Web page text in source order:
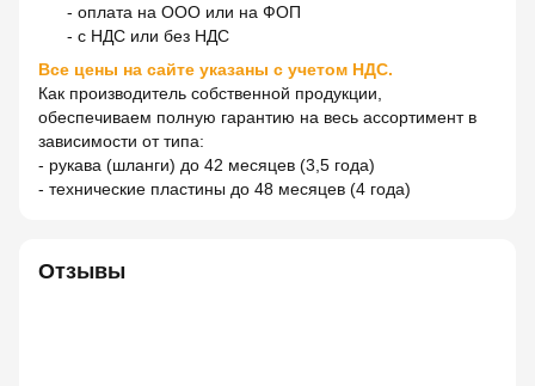
- оплата на ООО или на ФОП
- с НДС или без НДС
Все цены на сайте указаны с учетом НДС.
Как производитель собственной продукции,
обеспечиваем полную гарантию на весь ассортимент в
зависимости от типа:
- рукава (шланги) до 42 месяцев (3,5 года)
- технические пластины до 48 месяцев (4 года)
Отзывы